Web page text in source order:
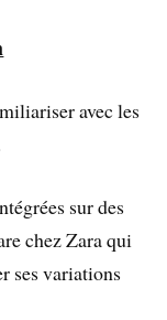
avec les
sur des
chez Zara qui
ses variations